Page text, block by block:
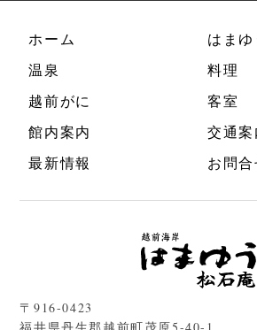
ホーム
はま
温泉
料理
越前がに
客室
館内案内
交通案
最新情報
お問合
〒916-0423